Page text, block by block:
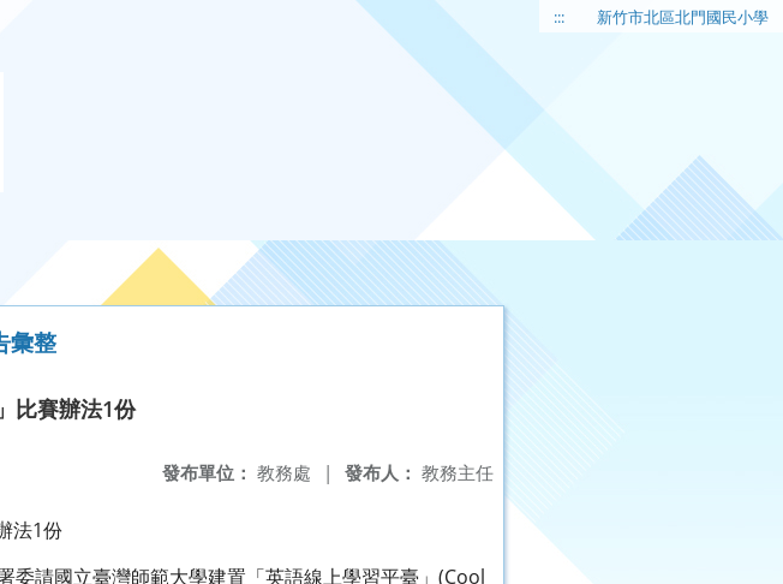
::: 新竹市北區北門國民小學
彙整
比賽辦法1份
發布人： 教務主任
發布單位： 教務處 |
法1份
委請國立臺灣師範大學建置「英語線上學習平臺」(Cool